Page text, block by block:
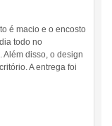
é macio e o encosto
todo no
Além disso, o design
A entrega foi